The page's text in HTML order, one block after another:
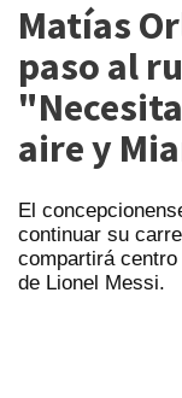
Matías
paso al
aire y
El
continuar su
compartirá
de Lionel Messi.